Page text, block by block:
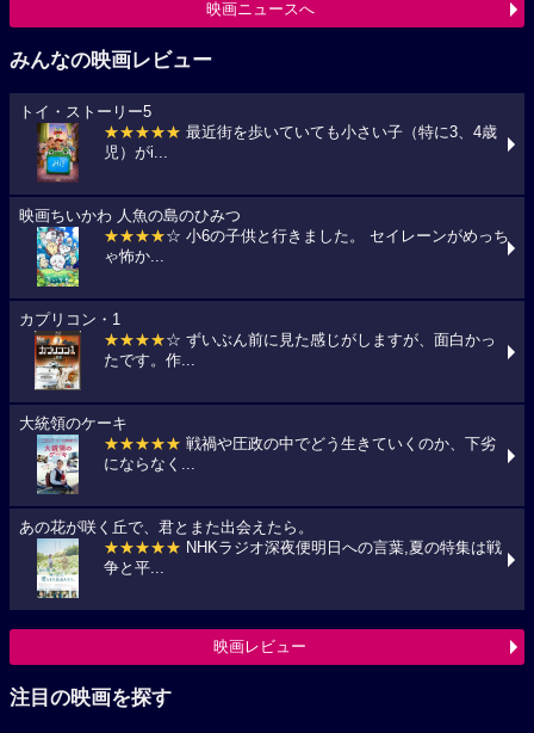
映画ニュースへ
みんなの映画レビュー
トイ・ストーリー5
★★★★★ 最近街を歩いていても小さい子（特に3、4歳
児）がi...
映画ちいかわ 人魚の島のひみつ
★★★★☆ 小6の子供と行きました。 セイレーンがめっち
ゃ怖か...
カプリコン・1
★★★★☆ ずいぶん前に見た感じがしますが、面白かっ
たです。作...
大統領のケーキ
★★★★★ 戦禍や圧政の中でどう生きていくのか、下劣
にならなく...
あの花が咲く丘で、君とまた出会えたら。
★★★★★ NHKラジオ深夜便明日への言葉,夏の特集は戦
争と平...
映画レビュー
注目の映画を探す